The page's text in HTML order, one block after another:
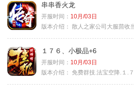
串串香火龙
开服时间： 10月/03日
版本介绍： 散人之家公司大服茴收
１７６、小极品+6
开服时间： 10月/03日
版本介绍： 免费群技.法宝空降.１.